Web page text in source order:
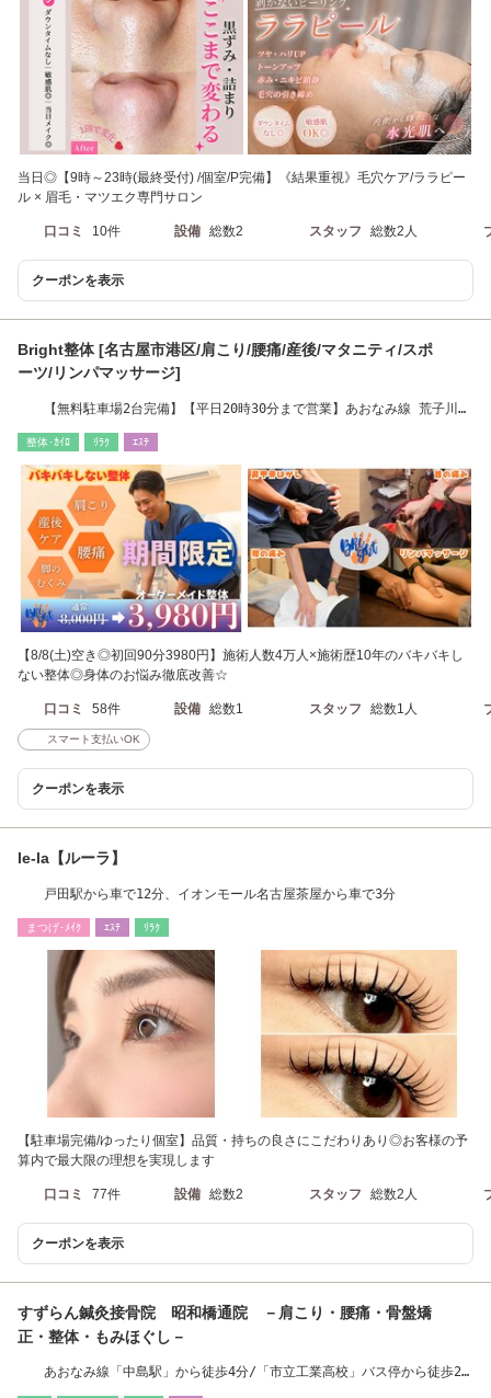
当日◎【9時～23時(最終受付) /個室/P完備】《結果重視》毛穴ケア/ララピー
ル × 眉毛・マツエク専門サロン
口コミ 10件 設備 総数2 スタッフ 総数2人
クーポンを表示
Bright整体 [名古屋市港区/肩こり/腰痛/産後/マタニティ/スポ
ーツ/リンパマッサージ]
【無料駐車場2台完備】【平日20時30分まで営業】あおなみ線 荒子川公
整体･ｶｲﾛ ﾘﾗｸ ｴｽﾃ
【8/8(土)空き◎初回90分3980円】施術人数4万人×施術歴10年のバキバキし
ない整体◎身体のお悩み徹底改善☆
口コミ 58件 設備 総数1 スタッフ 総数1人
スマート支払いOK
クーポンを表示
le-la【ルーラ】
戸田駅から車で12分、イオンモール名古屋茶屋から車で3分
まつげ･ﾒｲｸ ｴｽﾃ ﾘﾗｸ
【駐車場完備/ゆったり個室】品質・持ちの良さにこだわりあり◎お客様の予
算内で最大限の理想を実現します
口コミ 77件 設備 総数2 スタッフ 総数2人
クーポンを表示
すずらん鍼灸接骨院 昭和橋通院 －肩こり・腰痛・骨盤矯
正・整体・もみほぐし－
あおなみ線「中島駅」から徒歩4分/「市立工業高校」バス停から徒歩2